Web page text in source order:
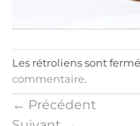
Les rétroliens sont
commentaire.
← Précédent